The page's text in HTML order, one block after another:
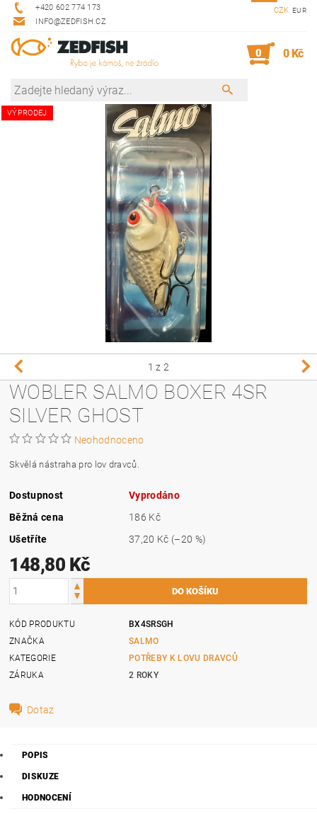
+420 602 774 173
INFO@ZEDFISH.CZ
CZK EUR
0 0 Kč
VÝPRODEJ
1 z 2
WOBLER SALMO BOXER 4SR
SILVER GHOST
Neohodnoceno
Skvělá nástraha pro lov dravců.
Dostupnost
Vyprodáno
Běžná cena
186 Kč
Ušetříte
37,20 Kč (–20 %)
148,80 Kč
KÓD PRODUKTU
BX4SRSGH
ZNAČKA
SALMO
KATEGORIE
POTŘEBY K LOVU DRAVCŮ
ZÁRUKA
2 ROKY
Dotaz
POPIS
DISKUZE
HODNOCENÍ